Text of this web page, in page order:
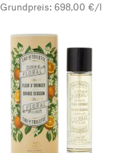
Grundpreis: 698,00 €/l